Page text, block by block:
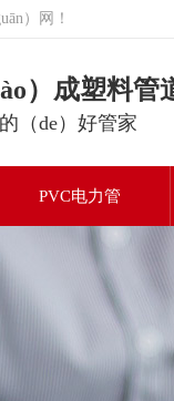
）网！
）成塑料管
（de）好管家
PVC电力管